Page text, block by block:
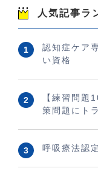
人気記事ラ
認知症ケア
い資格
【練習問題
策問題にト
呼吸療法認